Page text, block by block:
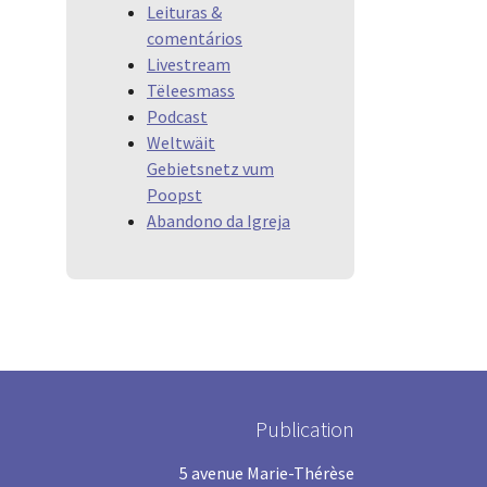
Leituras &
comentários
Livestream
Tëleesmass
Podcast
Weltwäit
Gebietsnetz vum
Poopst
Abandono da Igreja
Publication
5 avenue Marie-Thérèse